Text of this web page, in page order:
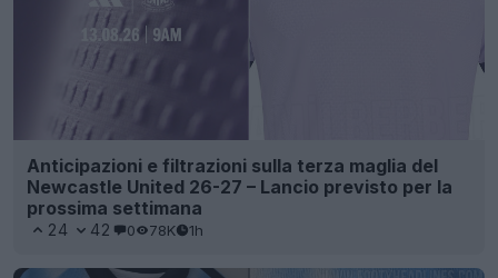
Anticipazioni e filtrazioni sulla terza maglia del
Newcastle United 26-27 – Lancio previsto per la
prossima settimana
24 42 0 78K 1h